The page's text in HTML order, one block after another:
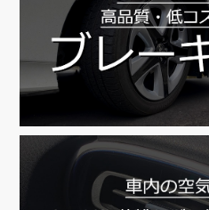
※休業前発送に関しまして
ご入金の確認が取れた分ま